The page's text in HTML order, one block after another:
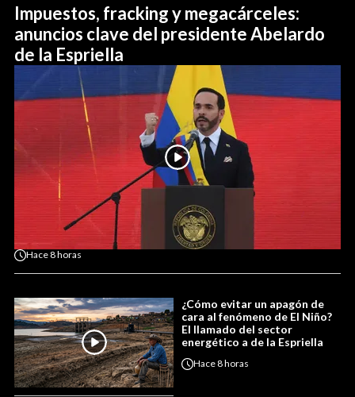
Impuestos, fracking y megacárceles:
anuncios clave del presidente Abelardo
de la Espriella
Hace8 horas
¿Cómo evitar un apagón de
cara al fenómeno de El Niño?
El llamado del sector
energético a de la Espriella
Hace8 horas